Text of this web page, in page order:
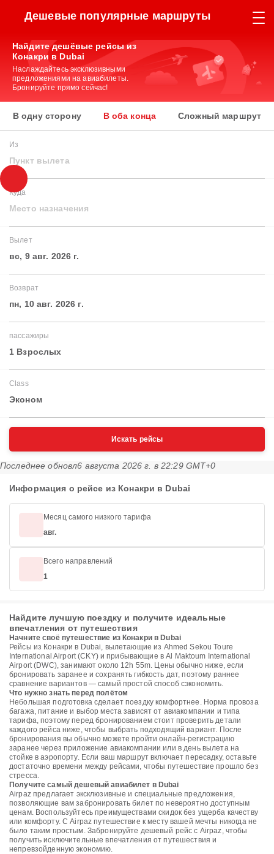
Дешевые популярные маршруты
Найдите дешёвые рейсы из
Конакри в Dubai
Наслаждайтесь эксклюзивными
предложениями на авиабилеты.
Бронируйте прямо сейчас!
В одну сторону В оба конца Сложный маршрут
Из
Пункт вылета
Куда
Место назначения
Вылет
вс, 9 авг. 2026 г.
Возврат
пн, 10 авг. 2026 г.
пассажиры
1 Взрослых
Class
Эконом
Искать рейсы
Последнее обновл6 августа 2026 г. в 22:29 GMT+0
Информация о рейсе из Конакри в Dubai
Месяц самого низкого тарифа
авг.
Всего направлений
1
Найдите лучшую поездку и получите идеальные
впечатления от путешествия
Начните своё путешествие из Конакри в Dubai
Рейсы из Конакри в Dubai, вылетающие из Ahmed Sekou Toure
International Airport (CKY) и прибывающие в Al Maktoum International
Airport (DWC), занимают около 12h 55m. Цены обычно ниже, если
бронировать заранее и сохранять гибкость дат, поэтому раннее
сравнение вариантов — самый простой способ сэкономить.
Что нужно знать перед полётом
Небольшая подготовка сделает поездку комфортнее. Норма провоза
багажа, питание и выбор места зависят от авиакомпании и типа
тарифа, поэтому перед бронированием стоит проверить детали
каждого рейса ниже, чтобы выбрать подходящий вариант. После
бронирования вы обычно можете пройти онлайн-регистрацию
заранее через приложение авиакомпании или в день вылета на
стойке в аэропорту. Если ваш маршрут включает пересадку, оставьте
достаточно времени между рейсами, чтобы путешествие прошло без
стресса.
Получите самый дешевый авиабилет в Dubai
Airpaz предлагает эксклюзивные и специальные предложения,
позволяющие вам забронировать билет по невероятно доступным
ценам. Воспользуйтесь преимуществами скидок без ущерба качеству
или комфорту. С Airpaz путешествие к месту вашей мечты никогда не
было таким простым. Забронируйте дешевый рейс с Airpaz, чтобы
получить исключительные впечатления от путешествия и
непревзойденную экономию.